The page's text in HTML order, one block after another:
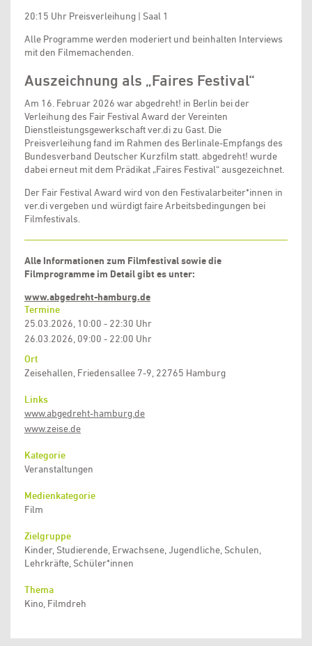
20:15 Uhr Preisverleihung | Saal 1
Alle Programme werden moderiert und beinhalten Interviews
mit den Filmemachenden.
Auszeichnung als „Faires Festival“
Am 16. Februar 2026 war abgedreht! in Berlin bei der
Verleihung des Fair Festival Award der Vereinten
Dienstleistungsgewerkschaft ver.di zu Gast. Die
Preisverleihung fand im Rahmen des Berlinale-Empfangs des
Bundesverband Deutscher Kurzfilm statt. abgedreht! wurde
dabei erneut mit dem Prädikat „Faires Festival“ ausgezeichnet.
Der Fair Festival Award wird von den Festivalarbeiter*innen in
ver.di vergeben und würdigt faire Arbeitsbedingungen bei
Filmfestivals.
Alle Informationen zum Filmfestival sowie die
Filmprogramme im Detail gibt es unter:
www.abgedreht-hamburg.de
Termine
25.03.2026, 10:00 - 22:30 Uhr
26.03.2026, 09:00 - 22:00 Uhr
Ort
Zeisehallen, Friedensallee 7-9, 22765 Hamburg
Links
www.abgedreht-hamburg.de
www.zeise.de
Kategorie
Veranstaltungen
Medienkategorie
Film
Zielgruppe
Kinder, Studierende, Erwachsene, Jugendliche, Schulen,
Lehrkräfte, Schüler*innen
Thema
Kino, Filmdreh